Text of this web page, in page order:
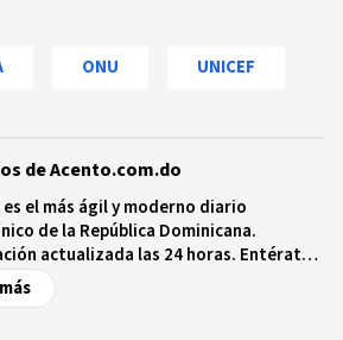
ONU UNICEF
de Acento.com.do
el más ágil y moderno diario
de la República Dominicana.
actualizada las 24 horas. Entérate
y sucesos más importantes a
e internacional, videos y fotos